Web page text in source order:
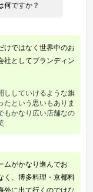
何ですか？
けではなく世界中のお
社としてブランディン
ししていけるような旗
たという思いもありま
もかなり広い店舗なの
ムがかなり進んでお
く、博多料理・京都料
外に出て行くのではな